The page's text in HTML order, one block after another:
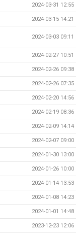
2024-03-31 12:55
2024-03-15 14:21
2024-03-03 09:11
2024-02-27 10:51
2024-02-26 09:38
2024-02-26 07:35
2024-02-20 14:56
2024-02-19 08:36
2024-02-09 14:14
2024-02-07 09:00
2024-01-30 13:00
2024-01-26 10:00
2024-01-14 13:53
2024-01-08 14:23
2024-01-01 14:48
2023-12-23 12:06